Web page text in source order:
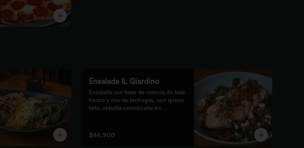
Ensalada IL Giardino
Ensalada con base de mezcla de kale
fresco y mix de lechugas, con queso
feta, cebolla osmotizada en
Acompañada de nuestro jugoso
Pollo Romero y finalizada con cipolla
$44.900